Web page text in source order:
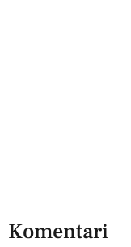
Komentari